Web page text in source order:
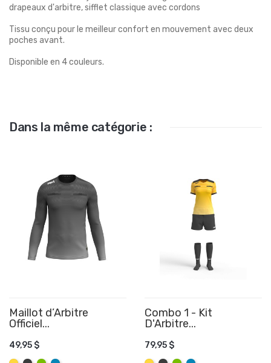
drapeaux d'arbitre, sifflet classique avec cordons
Tissu conçu pour le meilleur confort en mouvement avec deux
poches avant.
Disponible en 4 couleurs.
Dans la même catégorie :
Maillot d’Arbitre
Officiel...
49,95 $AJOUTER AU PANIER
Combo 1 - Kit
D'Arbitre...
79,95 $AJOUTER AU PANIER